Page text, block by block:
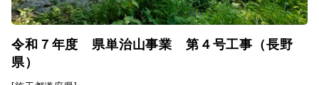
令和７年度 県単治山事業 第４号工事（長野
県）